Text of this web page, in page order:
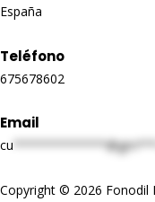
España
Teléfono
675678602
Email
cu
Copyright © 2026 Fonodil